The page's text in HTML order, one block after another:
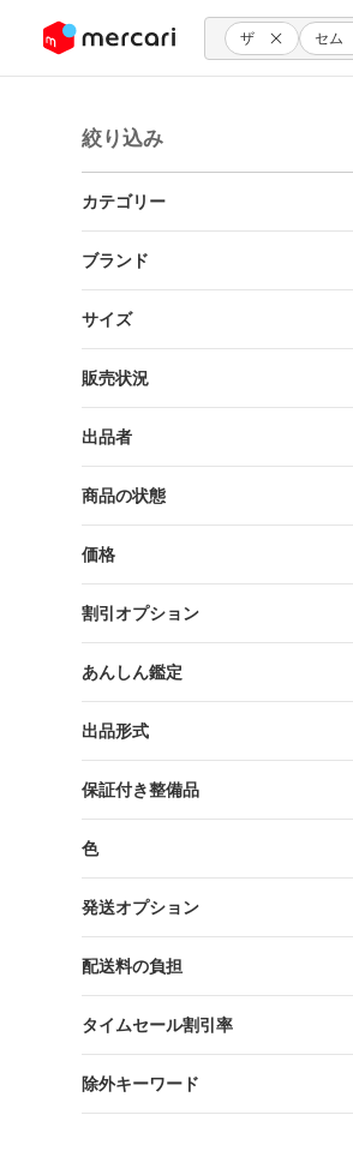
ツにスキップ ザ セム
絞り込み
カテゴリー
ブランド
サイズ
販売状況
出品者
商品の状態
価格
割引オプション
あんしん鑑定
出品形式
保証付き整備品
色
発送オプション
配送料の負担
タイムセール割引率
除外キーワード